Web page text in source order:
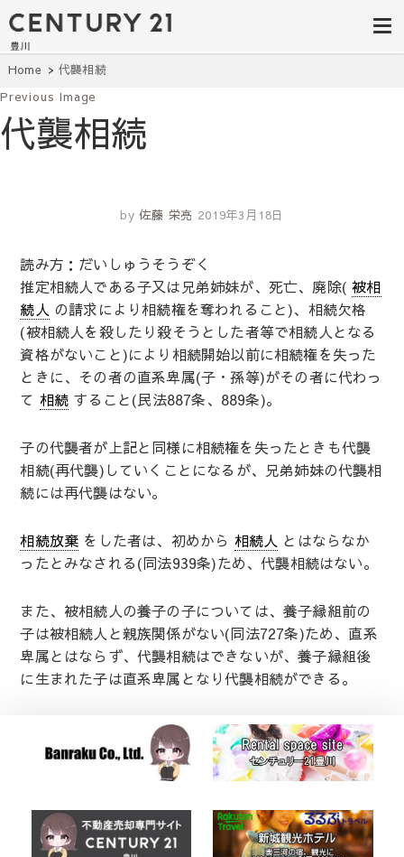
豊田市の中古
住宅・土地・
リノベ物件探
し｜センチュ
リー21豊川
建て・土地探しはセンチュリー21豊
川へ。豊田市内の最新物件情報を随
時更新中！駅近、建築条件無し、ペ
ット可、学区別など、お客様のこだ
単検索。
Home 代襲相続
Previous Image
代襲相続
by 佐藤 栄亮 2019年3月18日
読み方：だいしゅうそうぞく
推定相続人である子又は兄弟姉妹が、死亡、廃除(被相
続人 の請求により相続権を奪われること)、相続欠格
(被相続人を殺したり殺そうとした者等で相続人となる
資格がないこと)により相続開始以前に相続権を失った
ときに、その者の直系卑属(子・孫等)がその者に代わっ
て 相続 すること(民法887条、889条)。
子の代襲者が上記と同様に相続権を失ったときも代襲
相続(再代襲)していくことになるが、兄弟姉妹の代襲相
続には再代襲はない。
相続放棄 をした者は、初めから 相続人 とはならなか
ったとみなされる(同法939条)ため、代襲相続はない。
また、被相続人の養子の子については、養子縁組前の
子は被相続人と親族関係がない(同法727条)ため、直系
卑属とはならず、代襲相続はできないが、養子縁組後
に生まれた子は直系卑属となり代襲相続ができる。